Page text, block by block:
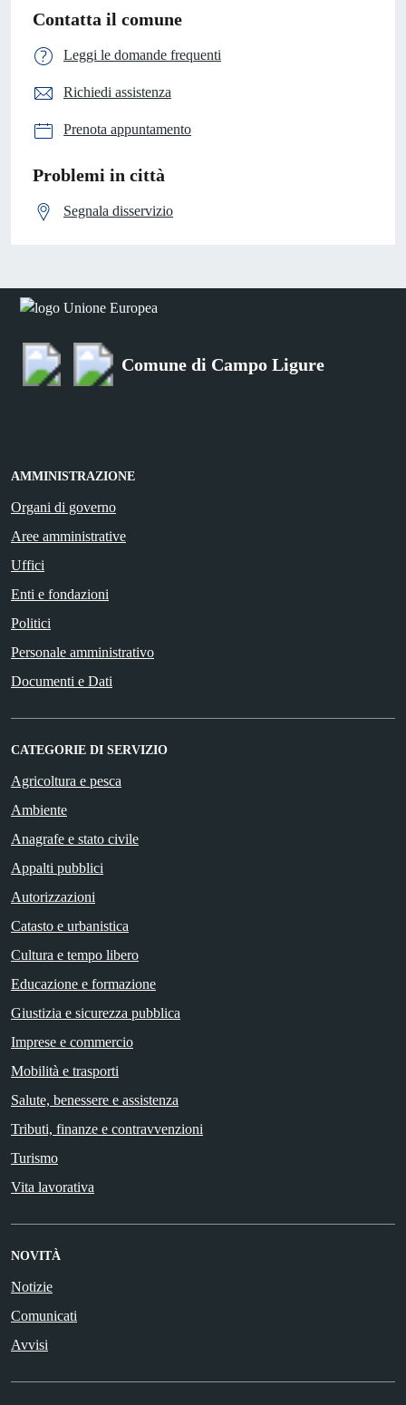
Contatta il comune
Leggi le domande frequenti
Richiedi assistenza
Prenota appuntamento
Problemi in città
Segnala disservizio
Comune di Campo Ligure
AMMINISTRAZIONE
Organi di governo
Aree amministrative
Uffici
Enti e fondazioni
Politici
Personale amministrativo
Documenti e Dati
CATEGORIE DI SERVIZIO
Agricoltura e pesca
Ambiente
Anagrafe e stato civile
Appalti pubblici
Autorizzazioni
Catasto e urbanistica
Cultura e tempo libero
Educazione e formazione
Giustizia e sicurezza pubblica
Imprese e commercio
Mobilità e trasporti
Salute, benessere e assistenza
Tributi, finanze e contravvenzioni
Turismo
Vita lavorativa
NOVITÀ
Notizie
Comunicati
Avvisi